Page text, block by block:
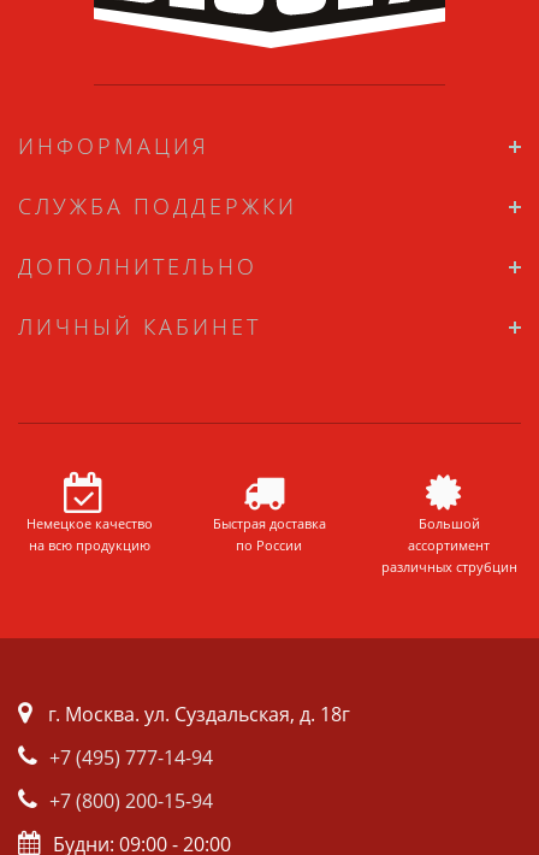
ИНФОРМАЦИЯ
СЛУЖБА ПОДДЕРЖКИ
ДОПОЛНИТЕЛЬНО
ЛИЧНЫЙ КАБИНЕТ
Немецкое качество
на всю продукцию
Быстрая доставка
по России
Большой
ассортимент
различных струбцин
г. Москва. ул. Суздальская, д. 18г
+7 (495) 777-14-94
+7 (800) 200-15-94
Будни: 09:00 - 20:00